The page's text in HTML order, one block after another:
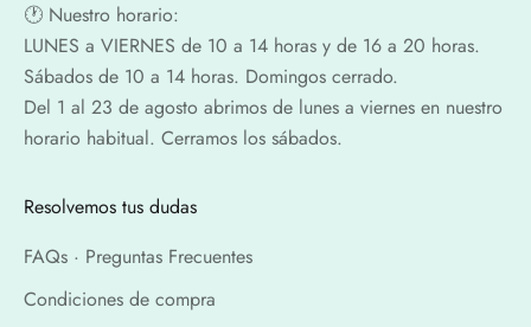
🕐​ Nuestro horario:
LUNES a VIERNES de 10 a 14 horas y de 16 a 20 horas.
Sábados de 10 a 14 horas. Domingos cerrado.
Del 1 al 23 de agosto abrimos de lunes a viernes en nuestro
horario habitual. Cerramos los sábados.
Resolvemos tus dudas
FAQs · Preguntas Frecuentes
Condiciones de compra